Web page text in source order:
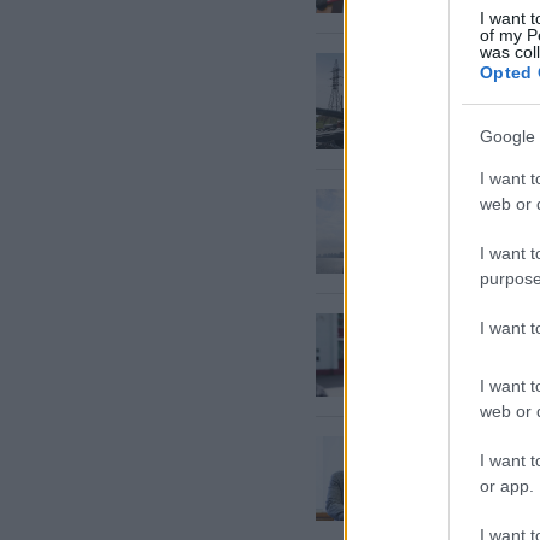
I want
of my
was
Opted
Google
I want
web or
I want
I want
I want
web or
I want
or app.
I want
Olafs
Olafs
vājums
Olafs
Olafs
darba